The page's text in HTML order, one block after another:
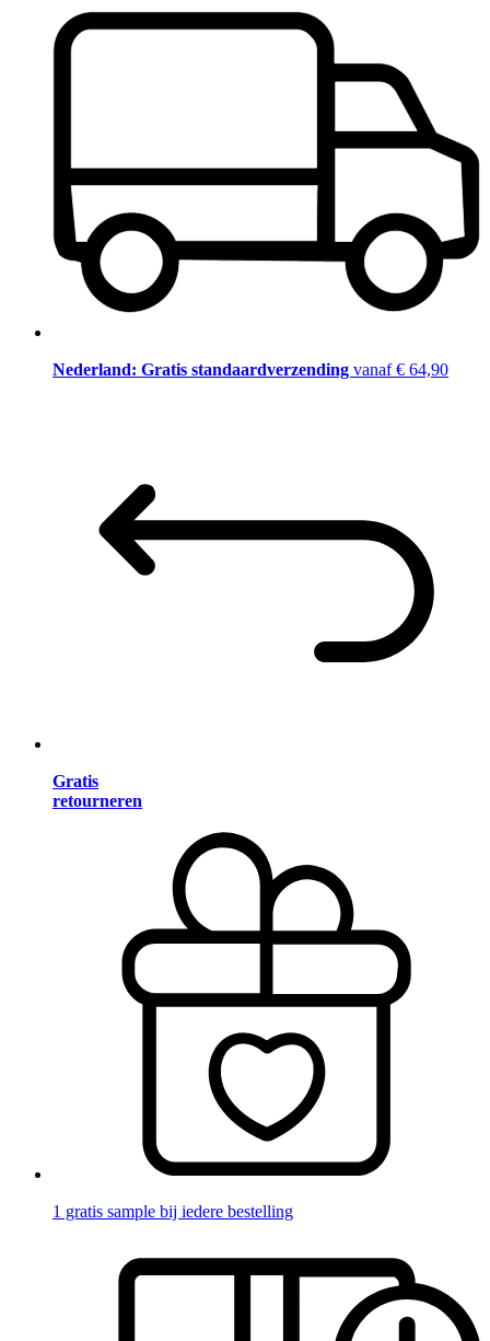
Nederland: Gratis standaardverzending vanaf € 64,90
Gratis
retourneren
1 gratis sample bij iedere bestelling